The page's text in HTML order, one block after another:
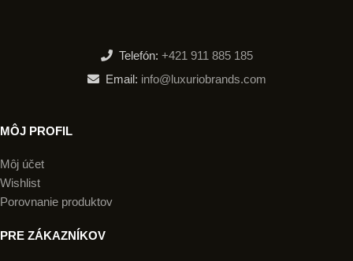
Telefón: +421 911 885 185
Email: info@luxuriobrands.com
MÔJ PROFIL
Môj účet
Wishlist
Porovnanie produktov
PRE ZÁKAZNÍKOV